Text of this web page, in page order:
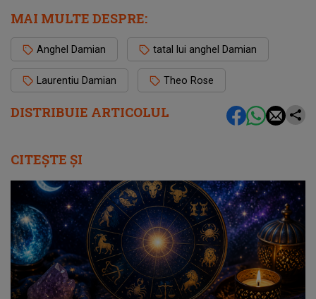
DISTRIBUIE ARTICOLUL
MAI MULTE DESPRE:
Anghel Damian tatal lui anghel Damian
Laurentiu Damian Theo Rose
CITEȘTE ȘI